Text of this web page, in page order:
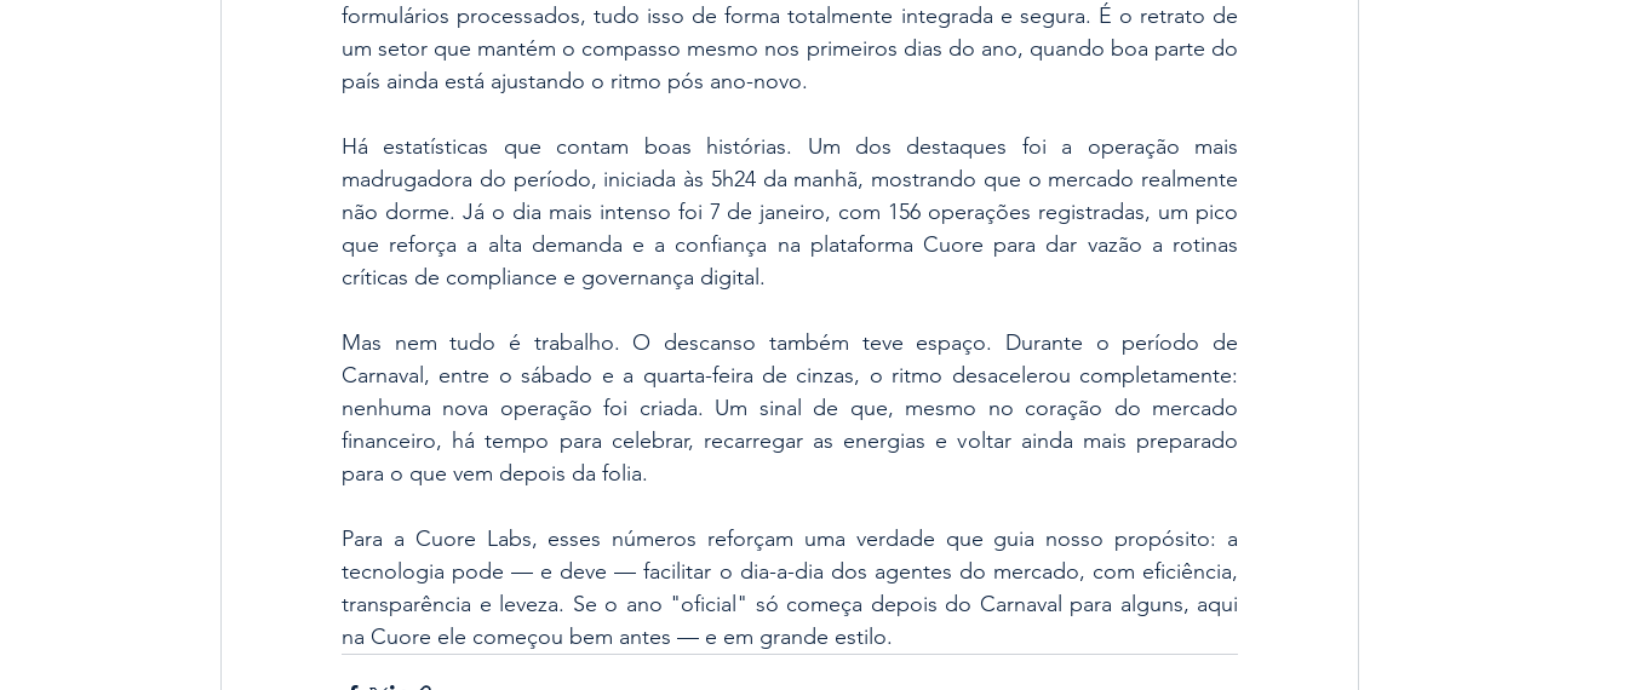
formulários processados, tudo isso de forma totalmente integrada e segura. É o retrato de
um setor que mantém o compasso mesmo nos primeiros dias do ano, quando boa parte do
país ainda está ajustando o ritmo pós ano-novo.
Há estatísticas que contam boas histórias. Um dos destaques foi a operação mais
madrugadora do período, iniciada às 5h24 da manhã, mostrando que o mercado realmente
não dorme. Já o dia mais intenso foi 7 de janeiro, com 156 operações registradas, um pico
que reforça a alta demanda e a confiança na plataforma Cuore para dar vazão a rotinas
críticas de compliance e governança digital.
Mas nem tudo é trabalho. O descanso também teve espaço. Durante o período de
Carnaval, entre o sábado e a quarta-feira de cinzas, o ritmo desacelerou completamente:
nenhuma nova operação foi criada. Um sinal de que, mesmo no coração do mercado
financeiro, há tempo para celebrar, recarregar as energias e voltar ainda mais preparado
para o que vem depois da folia.
Para a Cuore Labs, esses números reforçam uma verdade que guia nosso propósito: a
tecnologia pode — e deve — facilitar o dia-a-dia dos agentes do mercado, com eficiência,
transparência e leveza. Se o ano "oficial" só começa depois do Carnaval para alguns, aqui
na Cuore ele começou bem antes — e em grande estilo.